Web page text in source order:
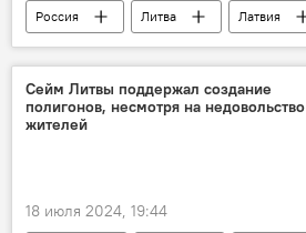
Россия Литва
Латвия
Эстония
Совет Федерации
Алексей Пушков
угроза
российская "угроза"
конфликт
Сейм Литвы поддержал создание
полигонов, несмотря на недовольство
жителей
18 июля 2024, 19:44